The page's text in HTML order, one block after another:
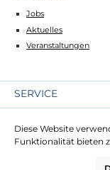
Jobs
Aktuelles
Veranstaltungen
SERVICE
Lieferung
Zahlung
Diese Website
Funktionalität bieten